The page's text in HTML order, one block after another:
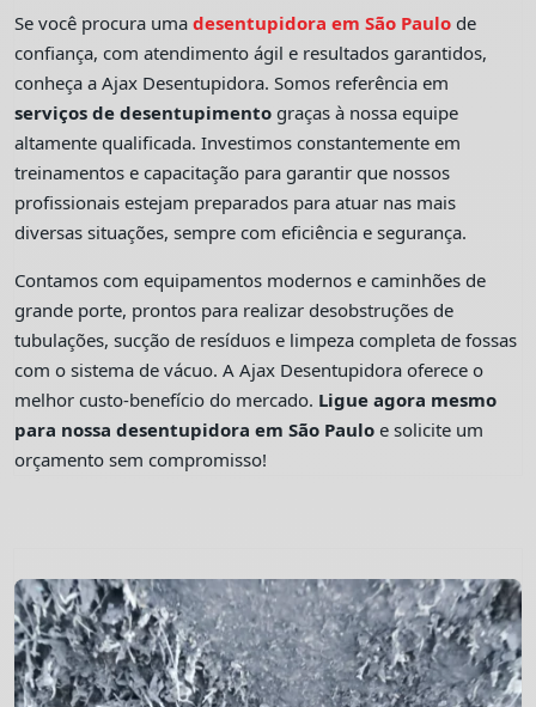
Se você procura umadesentupidora em São Paulo de
confiança, com atendimento ágil e resultados garantidos,
conheça a Ajax Desentupidora. Somos referência em
serviços de desentupimento graças à nossa equipe
altamente qualificada. Investimos constantemente em
treinamentos e capacitação para garantir que nossos
profissionais estejam preparados para atuar nas mais
diversas situações, sempre com eficiência e segurança.
Contamos com equipamentos modernos e caminhões de
grande porte, prontos para realizar desobstruções de
tubulações, sucção de resíduos e limpeza completa de fossas
com o sistema de vácuo. A Ajax Desentupidora oferece o
melhor custo-benefício do mercado. Ligue agora mesmo
para nossa desentupidora em São Paulo e solicite um
orçamento sem compromisso!